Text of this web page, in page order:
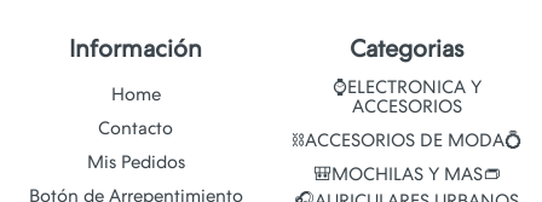
Información
Home
Contacto
Mis Pedidos
Botón de Arrepentimiento
Categorias
⌚ELECTRONICA Y
ACCESORIOS
⛓️ACCESORIOS DE MODA💍
🎒MOCHILAS Y MAS👝